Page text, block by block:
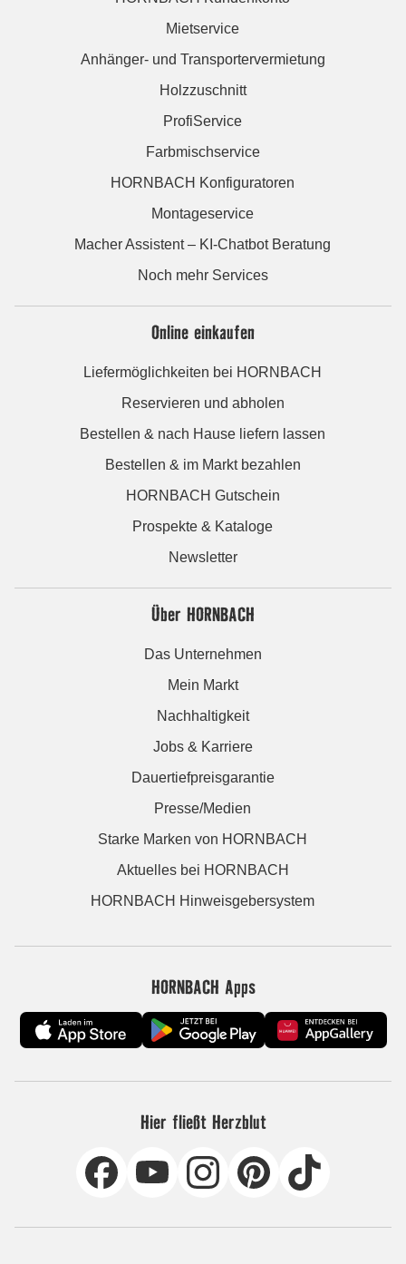
Mietservice
Anhänger- und Transportervermietung
Holzzuschnitt
ProfiService
Farbmischservice
HORNBACH Konfiguratoren
Montageservice
Macher Assistent – KI-Chatbot Beratung
Noch mehr Services
Online einkaufen
Liefermöglichkeiten bei HORNBACH
Reservieren und abholen
Bestellen & nach Hause liefern lassen
Bestellen & im Markt bezahlen
HORNBACH Gutschein
Prospekte & Kataloge
Newsletter
Über HORNBACH
Das Unternehmen
Mein Markt
Nachhaltigkeit
Jobs & Karriere
Dauertiefpreisgarantie
Presse/Medien
Starke Marken von HORNBACH
Aktuelles bei HORNBACH
HORNBACH Hinweisgebersystem
HORNBACH Apps
Hier fließt Herzblut